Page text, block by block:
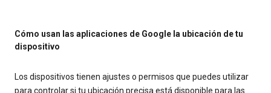
Cómo usan las aplicaciones de Google la ubicación de tu
dispositivo
Los dispositivos tienen ajustes o permisos que puedes utilizar
para controlar si tu ubicación precisa está disponible para las